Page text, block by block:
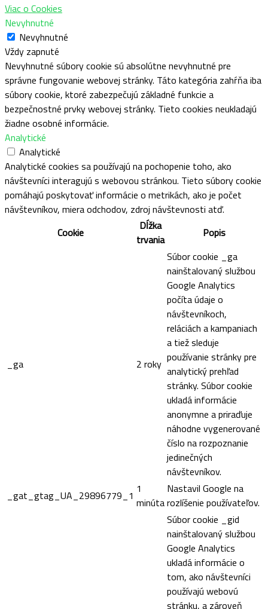
Viac o Cookies
Nevyhnutné
Nevyhnutné
Vždy zapnuté
Nevyhnutné súbory cookie sú absolútne nevyhnutné pre
správne fungovanie webovej stránky. Táto kategória zahŕňa iba
súbory cookie, ktoré zabezpečujú základné funkcie a
bezpečnostné prvky webovej stránky. Tieto cookies neukladajú
žiadne osobné informácie.
Analytické
Analytické
Analytické cookies sa používajú na pochopenie toho, ako
návštevníci interagujú s webovou stránkou. Tieto súbory cookie
pomáhajú poskytovať informácie o metrikách, ako je počet
návštevníkov, miera odchodov, zdroj návštevnosti atď.
Cookie
Dĺžka
trvania
Popis
_ga 2 roky
Súbor cookie _ga
nainštalovaný službou
Google Analytics
počíta údaje o
návštevníkoch,
reláciách a kampaniach
a tiež sleduje
používanie stránky pre
analytický prehľad
stránky. Súbor cookie
ukladá informácie
anonymne a priraďuje
náhodne vygenerované
číslo na rozpoznanie
jedinečných
návštevníkov.
_gat_gtag_UA_29896779_1 1
minúta
Nastavil Google na
rozlíšenie používateľov.
Súbor cookie _gid
nainštalovaný službou
Google Analytics
ukladá informácie o
tom, ako návštevníci
používajú webovú
stránku, a zároveň